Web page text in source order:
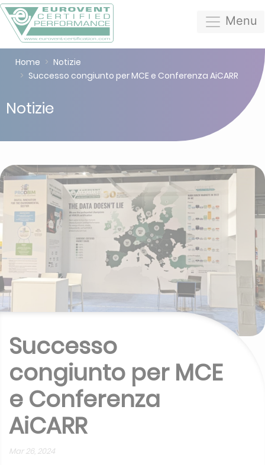
Menu
Home
Notizie
Successo congiunto per MCE e Conferenza AiCARR
Notizie
Successo
congiunto per MCE
e Conferenza
AiCARR
Mar 26, 2024